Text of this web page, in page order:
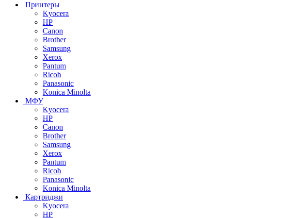
Принтеры
Kyocera
HP
Canon
Brother
Samsung
Xerox
Pantum
Ricoh
Panasonic
Konica Minolta
МФУ
Kyocera
HP
Canon
Brother
Samsung
Xerox
Pantum
Ricoh
Panasonic
Konica Minolta
Картриджи
Kyocera
HP